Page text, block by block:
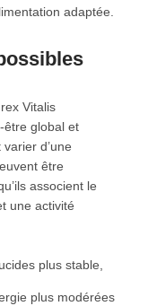
adaptée.
Vitalis
être global et
d’une
être
associent le
une activité
plus stable,
plus modérées